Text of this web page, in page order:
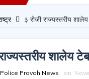
३ रोजी राज्यस्तरीय
शालेय
Police Pravah News on: